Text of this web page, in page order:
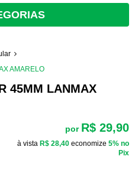
AMARELO
45MM LANMAX
por R$ 29,90
à vista R$ 28,40 economize 5% no
Pix